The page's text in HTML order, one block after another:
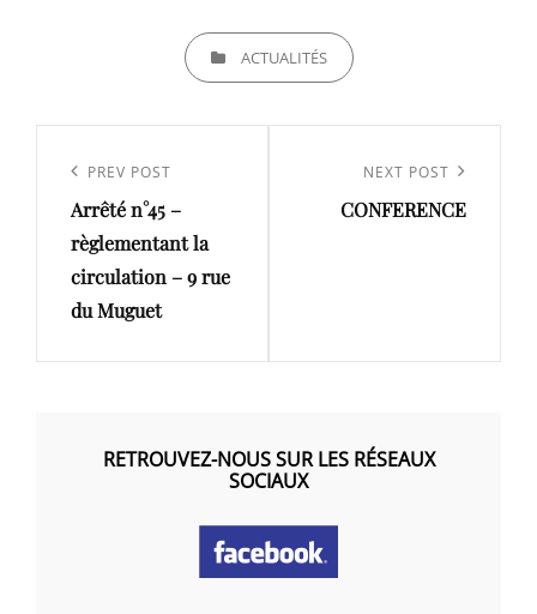
CATEGORIESACTUALITÉS
l’article
Previous
Post
PREV POST
Arrêté n°45 –
règlementant la
circulation – 9 rue
du Muguet
Post
NEXT POST
CONFERENCE
RETROUVEZ-NOUS SUR LES RÉSEAUX
SOCIAUX